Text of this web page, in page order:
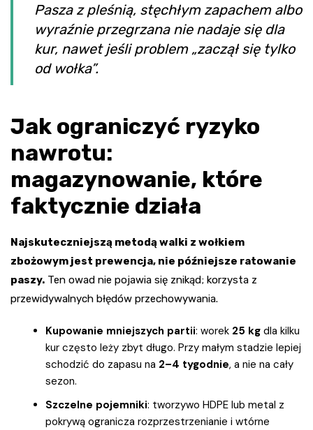
Pasza z pleśnią, stęchłym zapachem albo
wyraźnie przegrzana nie nadaje się dla
kur, nawet jeśli problem „zaczął się tylko
od wołka”.
Jak ograniczyć ryzyko
nawrotu:
magazynowanie, które
faktycznie działa
Najskuteczniejszą metodą walki z wołkiem
zbożowym jest prewencja, nie późniejsze ratowanie
paszy. Ten owad nie pojawia się znikąd; korzysta z
przewidywalnych błędów przechowywania.
Kupowanie mniejszych partii: worek 25 kg dla kilku
kur często leży zbyt długo. Przy małym stadzie lepiej
schodzić do zapasu na 2–4 tygodnie, a nie na cały
sezon.
Szczelne pojemniki: tworzywo HDPE lub metal z
pokrywą ogranicza rozprzestrzenianie i wtórne